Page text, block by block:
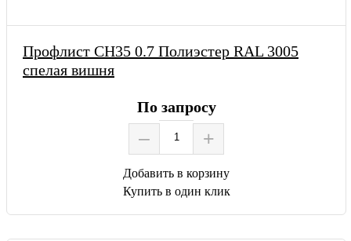
Профлист СН35 0.7 Полиэстер RAL 3005
спелая вишня
По запросу
– +
Добавить в корзину
Купить в один клик